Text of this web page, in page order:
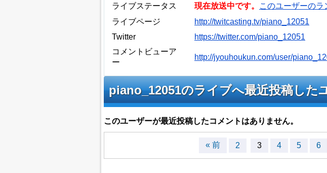
ライブステータス 現在放送中です。
このユーザーのラ
ライブページ
http://twitcasting.tv/piano_12051
Twitter
https://twitter.com/piano_12051
コメントビューア
ー
http://jyouhoukun.com/user/
piano_12051のライブへ最近投稿した
このユーザーが最近投稿したコメントはありません。
« 前 2 3 4 5 6